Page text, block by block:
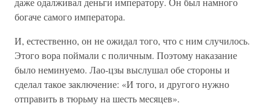
богаче самого императора.
И, естественно, он не ожидал того, что с ним случилось.
Этого вора поймали с поличным. Поэтому наказание
было неминуемо. Лао-цзы выслушал обе стороны и
сделал такое заключение: «И того, и другого нужно
отправить в тюрьму на шесть месяцев».